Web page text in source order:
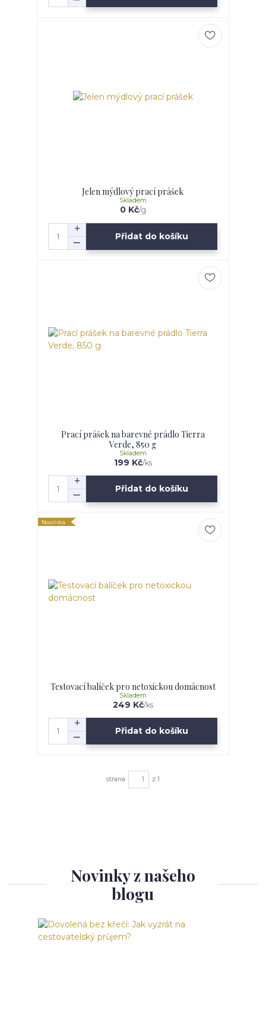
Jelen mýdlový prací prášek
0 Kč/g
Skladem
Přidat do košíku
Prací prášek na barevné prádlo Tierra
Verde, 850 g
199 Kč/ks
Skladem
Přidat do košíku
Novinka
Testovací balíček pro netoxickou domácnost
249 Kč/ks
Skladem
Přidat do košíku
strana z 1
Novinky z našeho
blogu